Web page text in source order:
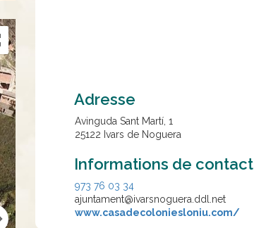
Adresse
Avinguda Sant Martí, 1
25122 Ivars de Noguera
Informations de contact
973 76 03 34
ajuntament@ivarsnoguera.ddl.net
www.casadecoloniesloniu.com/